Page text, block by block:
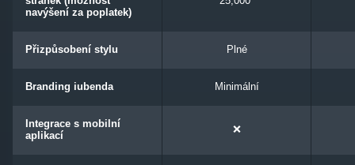
navýšení za poplatek)
Přizpůsobení stylu Plné
Branding iubenda Minimální
Integrace s mobilní
aplikací
❌